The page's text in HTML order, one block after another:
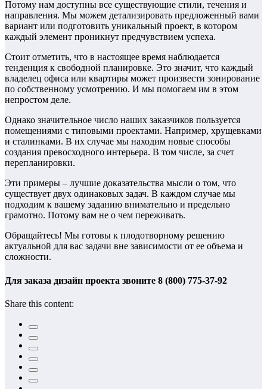
Потому нам доступны все существующие стили, течения и
направления. Мы можем детализировать предложенный вами
вариант или подготовить уникальный проект, в котором
каждый элемент проникнут предчувствием успеха.
Стоит отметить, что в настоящее время наблюдается
тенденция к свободной планировке. Это значит, что каждый
владелец офиса или квартиры может произвести зонирование
по собственному усмотрению. И мы помогаем им в этом
непростом деле.
Однако значительное число наших заказчиков пользуется
помещениями с типовыми проектами. Например, хрущевками
и сталинками. В их случае мы находим новые способы
создания превосходного интерьера. В том числе, за счет
перепланировки.
Эти примеры – лучшие доказательства мысли о том, что
существует двух одинаковых задач. В каждом случае мы
подходим к вашему заданию внимательно и предельно
грамотно. Потому вам не о чем переживать.
Обращайтесь! Мы готовы к плодотворному решению
актуальной для вас задачи вне зависимости от ее объема и
сложности.
Для заказа дизайн проекта звоните 8 (800) 775-37-92
Share this content: